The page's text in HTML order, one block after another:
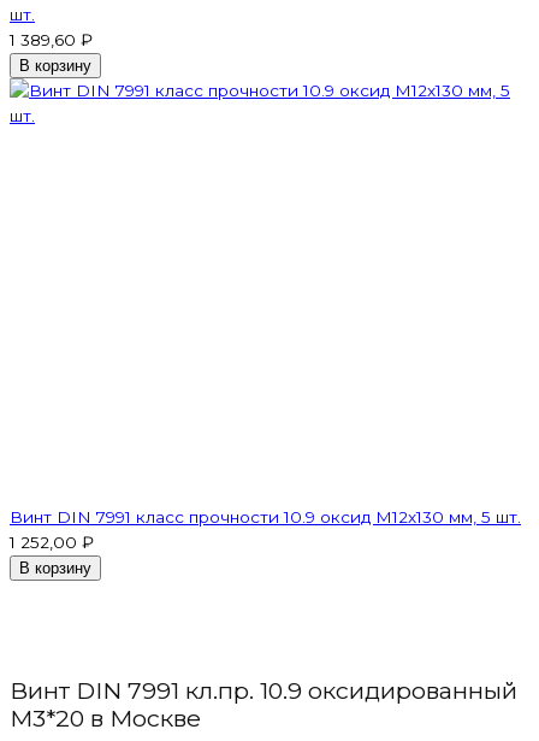
шт.
1 389,60 ₽
В корзину
Винт DIN 7991 класс прочности 10.9 оксид M12х130 мм, 5 шт.
1 252,00 ₽
В корзину
Винт DIN 7991 кл.пр. 10.9 оксидированный
M3*20 в Москве